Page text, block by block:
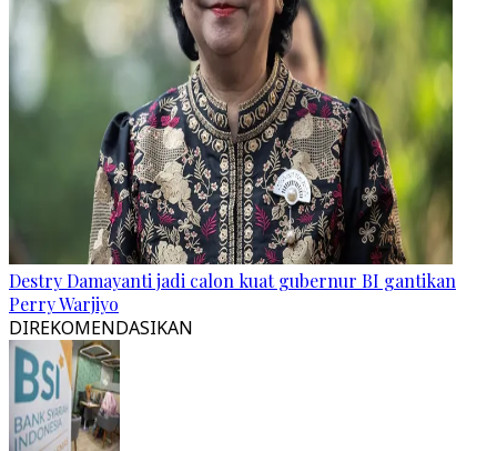
Destry Damayanti jadi calon kuat gubernur BI gantikan
Perry Warjiyo
DIREKOMENDASIKAN